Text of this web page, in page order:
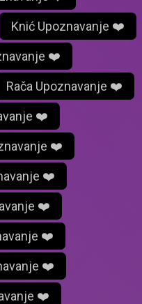
Knić Upoznavanje ❤️
❤️
Rača Upoznavanje ❤️
❤️
❤️
❤️
❤️
❤️
❤️
❤️